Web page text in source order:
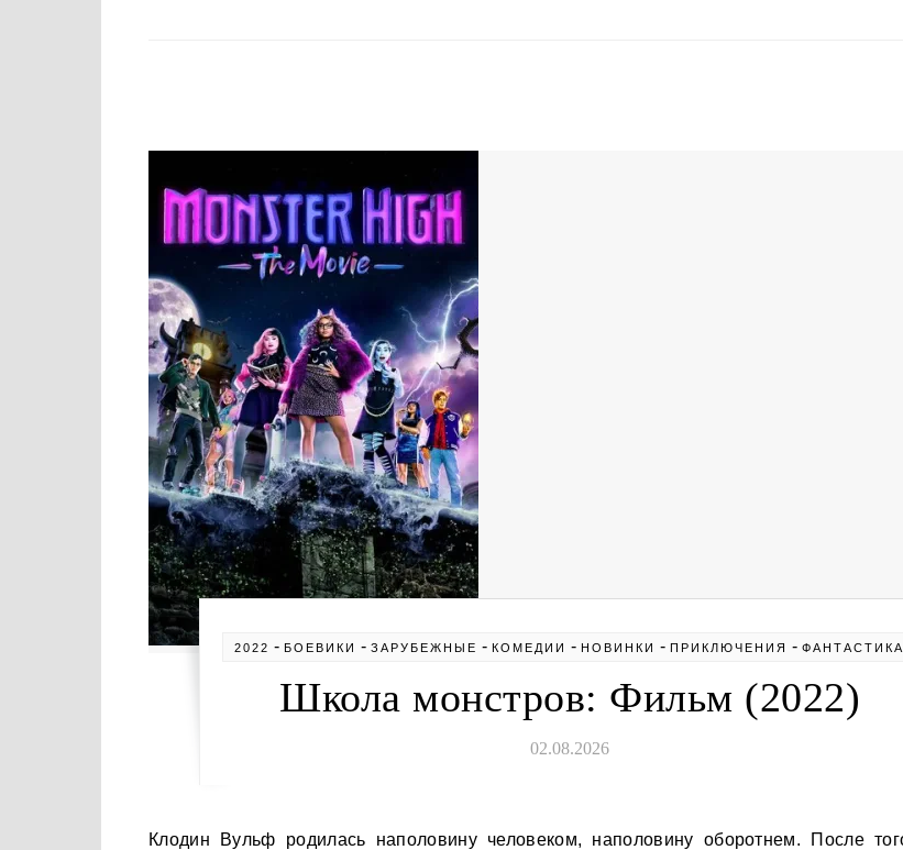
2022 -БОЕВИКИ -ЗАРУБЕЖНЫЕ -КОМЕДИИ -НОВИНКИ -ПРИКЛЮЧЕНИЯ -ФАНТАСТИКА
Школа монстров: Фильм (2022)
02.08.2026
Клодин Вульф родилась наполовину человеком, наполовину оборотнем. После того, как она